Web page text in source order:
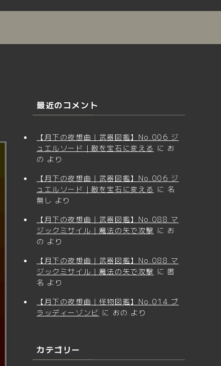
最近のコメント
【月下の夜想曲｜武器図鑑】No.006 ジ
ュエルソード｜敵を宝石に変える に お
の より
【月下の夜想曲｜武器図鑑】No.006 ジ
ュエルソード｜敵を宝石に変える に 名
無し より
【月下の夜想曲｜武器図鑑】No.088 マ
ジックミサイル｜魔法の矢で攻撃 に お
の より
【月下の夜想曲｜武器図鑑】No.088 マ
ジックミサイル｜魔法の矢で攻撃 に 匿
名 より
【月下の夜想曲｜怪物図鑑】No.014 ブ
ラッディーゾンビ に おの より
カテゴリー